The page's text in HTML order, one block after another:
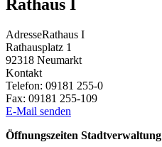
Rathaus I
AdresseRathaus I
Rathausplatz 1
92318 Neumarkt
Kontakt
Telefon: 09181 255-0
Fax: 09181 255-109
E-Mail senden
Öffnungszeiten Stadtverwaltung